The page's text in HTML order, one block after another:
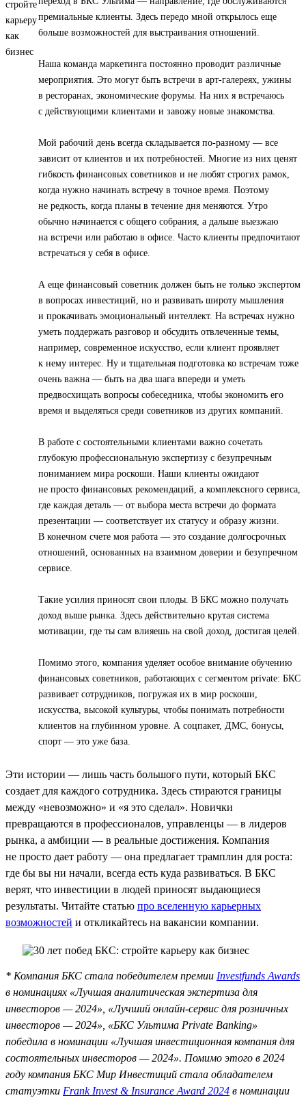
премиальные клиенты. Здесь передо мной открылось еще
больше возможностей для выстраивания отношений.
Наша команда маркетинга постоянно проводит различные
мероприятия. Это могут быть встречи в арт-галереях, ужины
в ресторанах, экономические форумы. На них я встречаюсь
с действующими клиентами и завожу новые знакомства.
Мой рабочий день всегда складывается по-разному — все
зависит от клиентов и их потребностей. Многие из них ценят
гибкость финансовых советников и не любят строгих рамок,
когда нужно начинать встречу в точное время. Поэтому
не редкость, когда планы в течение дня меняются. Утро
обычно начинается с общего собрания, а дальше выезжаю
на встречи или работаю в офисе. Часто клиенты предпочитают
встречаться у себя в офисе.
А еще финансовый советник должен быть не только экспертом
в вопросах инвестиций, но и развивать широту мышления
и прокачивать эмоциональный интеллект. На встречах нужно
уметь поддержать разговор и обсудить отвлеченные темы,
например, современное искусство, если клиент проявляет
к нему интерес. Ну и тщательная подготовка ко встречам тоже
очень важна — быть на два шага впереди и уметь
предвосхищать вопросы собеседника, чтобы экономить его
время и выделяться среди советников из других компаний.
В работе с состоятельными клиентами важно сочетать
глубокую профессиональную экспертизу с безупречным
пониманием мира роскоши. Наши клиенты ожидают
не просто финансовых рекомендаций, а комплексного сервиса,
где каждая деталь — от выбора места встречи до формата
презентации — соответствует их статусу и образу жизни.
В конечном счете моя работа — это создание долгосрочных
отношений, основанных на взаимном доверии и безупречном
сервисе.
Такие усилия приносят свои плоды. В БКС можно получать
доход выше рынка. Здесь действительно крутая система
мотивации, где ты сам влияешь на свой доход, достигая целей.
Помимо этого, компания уделяет особое внимание обучению
финансовых советников, работающих с сегментом private: БКС
развивает сотрудников, погружая их в мир роскоши,
искусства, высокой культуры, чтобы понимать потребности
клиентов на глубинном уровне. А соцпакет, ДМС, бонусы,
спорт — это уже база.
Эти истории — лишь часть большого пути, который БКС
создает для каждого сотрудника. Здесь стираются границы
между «невозможно» и «я это сделал». Новички
превращаются в профессионалов, управленцы — в лидеров
рынка, а амбиции — в реальные достижения. Компания
не просто дает работу — она предлагает трамплин для роста:
где бы вы ни начали, всегда есть куда развиваться. В БКС
верят, что инвестиции в людей приносят выдающиеся
результаты. Читайте статью про вселенную карьерных
возможностей и откликайтесь на вакансии компании.
* Компания БКС стала победителем премии Investfunds Awards
в номинациях «Лучшая аналитическая экспертиза для
инвесторов — 2024», «Лучший онлайн-сервис для розничных
инвесторов — 2024», «БКС Ультима Private Banking»
победила в номинации «Лучшая инвестиционная компания для
состоятельных инвесторов — 2024». Помимо этого в 2024
году компания БКС Мир Инвестиций стала обладателем
статуэтки Frank Invest & Insurance Award 2024 в номинации